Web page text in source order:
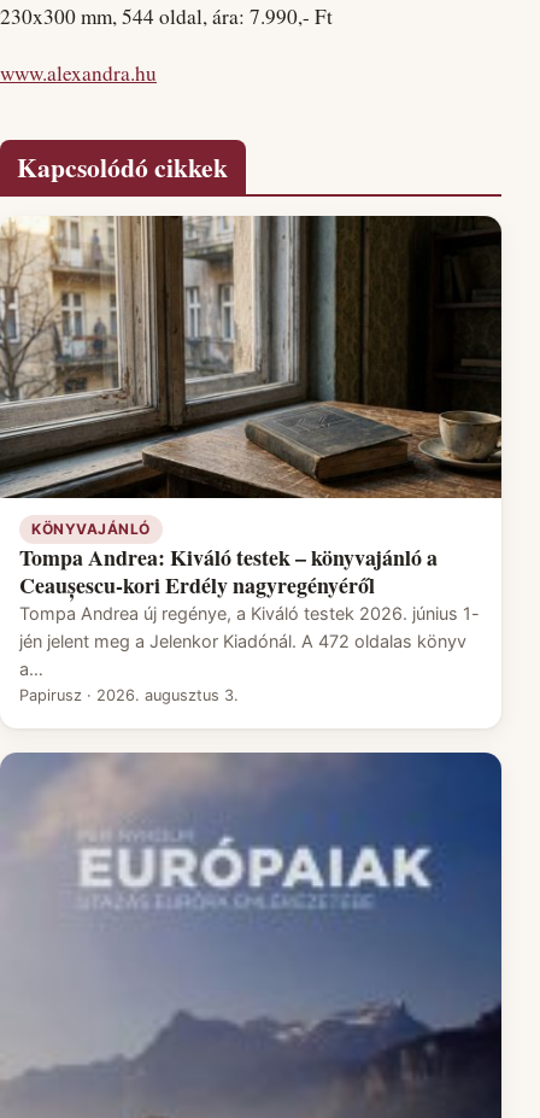
230x300 mm, 544 oldal, ára: 7.990,- Ft
www.alexandra.hu
Kapcsolódó cikkek
KÖNYVAJÁNLÓ
Tompa Andrea: Kiváló testek – könyvajánló a
Ceaușescu-kori Erdély nagyregényéről
Tompa Andrea új regénye, a Kiváló testek 2026. június 1-
jén jelent meg a Jelenkor Kiadónál. A 472 oldalas könyv
a…
Papirusz · 2026. augusztus 3.